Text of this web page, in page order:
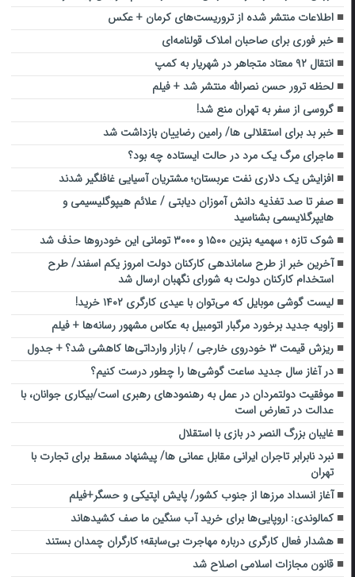
اطلاعات منتشر شده از تروریست‌های کرمان + عکس
خبر فوری برای صاحبان املاک قولنامه‌ای
انتقال ۹۲ معتاد متجاهر در شهریار به کمپ
لحظه ترور حسن نصرالله منتشر شد + فیلم
گروسی از سفر به تهران منع شد!
خبر بد برای استقلالی ها/ رامین رضاییان بازداشت شد
ماجرای مرگ یک مرد در حالت ایستاده چه بود؟
افزایش یک دلاری نفت عربستان؛ مشتریان آسیایی غافلگیر شدند
صفر تا صد تغذیه دانش آموزان دیابتی / علائم هیپوگلیسیمی و
هایپرگلایسمی بشناسید
شوک تازه ؛ سهمیه بنزین ۱۵۰۰ و ۳۰۰۰ تومانی این خودروها حذف شد
آخرین خبر از طرح ساماندهی کارکنان دولت امروز یکم اسفند/ طرح
استخدام کارکنان دولت به شورای نگهبان ارسال شد
لیست گوشی موبایل که می‌توان با عیدی کارگری ۱۴۰۲ خرید!
زاویه‌ جدید برخورد مرگبار اتومبیل به عکاس مشهور رسانه‌ها + فیلم
ریزش قیمت ۳ خودروی خارجی / بازار وارداتی‌ها کاهشی شد؟ + جدول
در آغاز سال جدید ساعت گوشی‌ها را چطور درست کنیم؟
موفقیت دولتمردان در عمل به رهنمودهای رهبری است/بیکاری جوانان، با
عدالت در تعارض است
غایبان بزرگ النصر در بازی با استقلال
نبرد نابرابر تاجران ایرانی مقابل عمانی ها/ پیشنهاد مسقط برای تجارت با
تهران
آغاز انسداد مرزها از جنوب کشور/ پایش اپتیکی و حسگر+فیلم
کمالوندی: اروپایی‌ها برای خرید آب سنگین ما صف کشیده‎اند
هشدار فعال کارگری درباره مهاجرت بی‌سابقه؛ کارگران چمدان بستند
قانون مجازات اسلامی اصلاح شد